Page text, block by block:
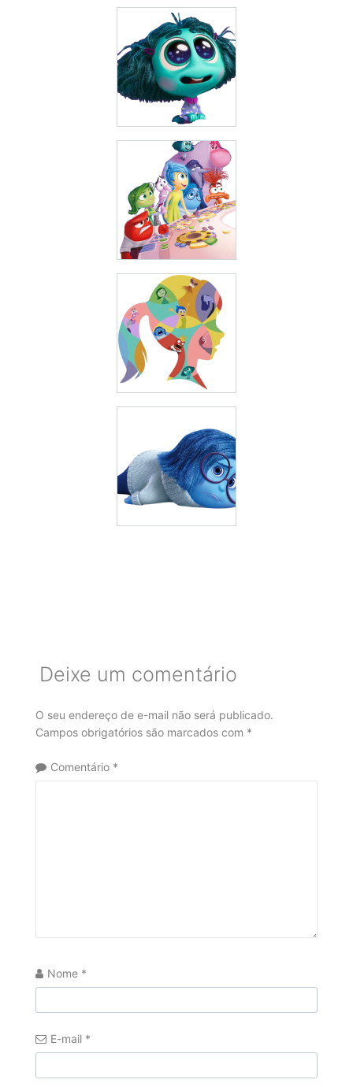
Deixe um comentário
O seu endereço de e-mail não será publicado.
Campos obrigatórios são marcados com *
Comentário *
Nome *
E-mail *